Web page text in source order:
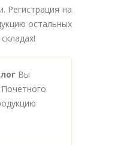
Регистрация на
остальных
Вы